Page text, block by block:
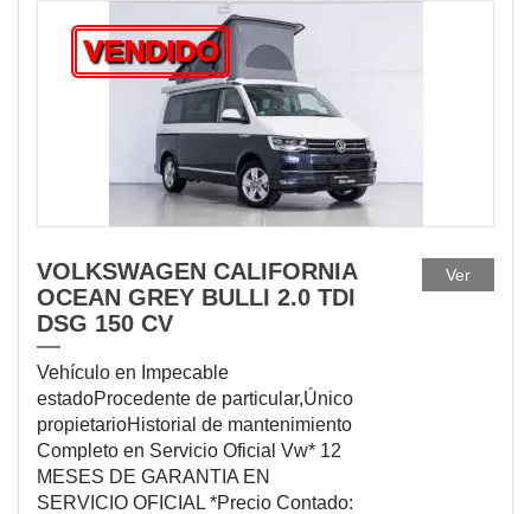
VENDIDO
VOLKSWAGEN CALIFORNIA
OCEAN GREY BULLI 2.0 TDI
DSG 150 CV
Vehículo en Impecable
estadoProcedente de particular,Único
propietarioHistorial de mantenimiento
Completo en Servicio Oficial Vw* 12
MESES DE GARANTIA EN
SERVICIO OFICIAL *Precio Contado:
Ver